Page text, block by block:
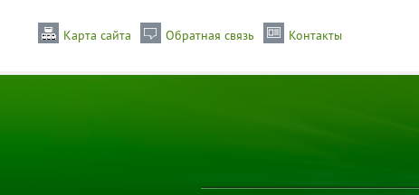
Карта сайта Обратная связь Контакты